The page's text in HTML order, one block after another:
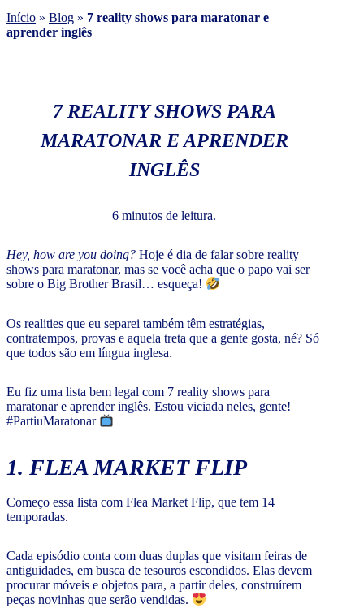
Início » Blog » 7 reality shows para maratonar e
aprender inglês
7 REALITY SHOWS PARA
MARATONAR E APRENDER
INGLÊS
6 minutos de leitura.
Hey, how are you doing? Hoje é dia de falar sobre reality
shows para maratonar, mas se você acha que o papo vai ser
sobre o Big Brother Brasil… esqueça!
Os realities que eu separei também têm estratégias,
contratempos, provas e aquela treta que a gente gosta, né? Só
que todos são em língua inglesa.
Eu fiz uma lista bem legal com 7 reality shows para
maratonar e aprender inglês. Estou viciada neles, gente!
#PartiuMaratonar
1. FLEA MARKET FLIP
Começo essa lista com Flea Market Flip, que tem 14
temporadas.
Cada episódio conta com duas duplas que visitam feiras de
antiguidades, em busca de tesouros escondidos. Elas devem
procurar móveis e objetos para, a partir deles, construírem
peças novinhas que serão vendidas.